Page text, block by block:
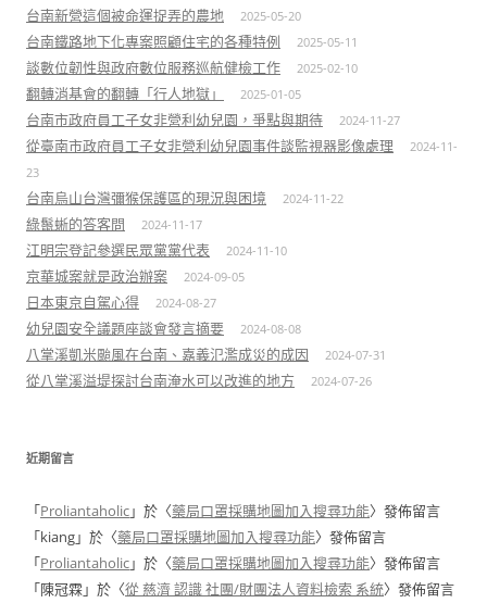
台南新營這個被命運捉弄的農地 2025-05-20
台南鐵路地下化專案照顧住宅的各種特例 2025-05-11
談數位韌性與政府數位服務巡航健檢工作 2025-02-10
翻轉消基會的翻轉「行人地獄」 2025-01-05
台南市政府員工子女非營利幼兒園，爭點與期待 2024-11-27
從臺南市政府員工子女非營利幼兒園事件談監視器影像處理
2024-11-
23
台南烏山台灣彌猴保護區的現況與困境 2024-11-22
綠鬣蜥的答客問 2024-11-17
江明宗登記參選民眾黨黨代表 2024-11-10
京華城案就是政治辦案 2024-09-05
日本東京自駕心得 2024-08-27
幼兒園安全議題座談會發言摘要 2024-08-08
八掌溪凱米颱風在台南、嘉義氾濫成災的成因 2024-07-31
從八掌溪溢堤探討台南淹水可以改進的地方 2024-07-26
近期留言
「Proliantaholic」於〈藥局口罩採購地圖加入搜尋功能〉發佈留言
「kiang」於〈藥局口罩採購地圖加入搜尋功能〉發佈留言
「Proliantaholic」於〈藥局口罩採購地圖加入搜尋功能〉發佈留言
「陳冠霖」於〈從 慈濟 認識 社團/財團法人資料檢索 系統〉發佈留言